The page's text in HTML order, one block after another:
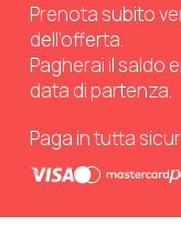
Prenota subito
dell’offerta.
Pagherai il saldo
data di partenza.
Paga in tutta